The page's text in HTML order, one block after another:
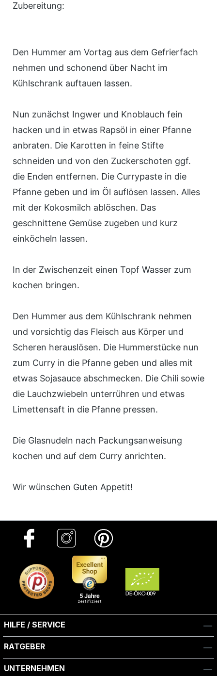
Zubereitung:
Den Hummer am Vortag aus dem Gefrierfach
nehmen und schonend über Nacht im
Kühlschrank auftauen lassen.
Nun zunächst Ingwer und Knoblauch fein
hacken und in etwas Rapsöl in einer Pfanne
anbraten. Die Karotten in feine Stifte
schneiden und von den Zuckerschoten ggf.
die Enden entfernen. Die Currypaste in die
Pfanne geben und im Öl auflösen lassen. Alles
mit der Kokosmilch ablöschen. Das
geschnittene Gemüse zugeben und kurz
einköcheln lassen.
In der Zwischenzeit einen Topf Wasser zum
kochen bringen.
Den Hummer aus dem Kühlschrank nehmen
und vorsichtig das Fleisch aus Körper und
Scheren herauslösen. Die Hummerstücke nun
zum Curry in die Pfanne geben und alles mit
etwas Sojasauce abschmecken. Die Chili sowie
die Lauchzwiebeln unterrühren und etwas
Limettensaft in die Pfanne pressen.
Die Glasnudeln nach Packungsanweisung
kochen und auf dem Curry anrichten.
Wir wünschen Guten Appetit!
HILFE / SERVICE
RATGEBER
UNTERNEHMEN